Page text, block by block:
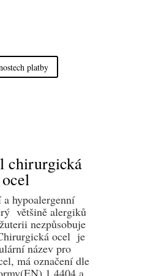
platby
chirurgická
ocel
hypoalergenní
většině alergiků
nezpůsobuje
ocel je
název pro
má označení dle
1.4404 a